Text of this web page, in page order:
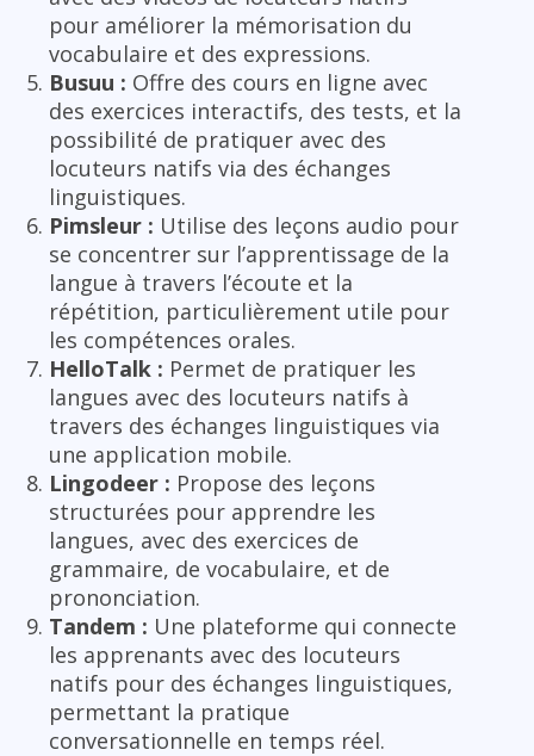
pour améliorer la mémorisation du
vocabulaire et des expressions.
Busuu : Offre des cours en ligne avec
des exercices interactifs, des tests, et la
possibilité de pratiquer avec des
locuteurs natifs via des échanges
linguistiques.
Pimsleur : Utilise des leçons audio pour
se concentrer sur l’apprentissage de la
langue à travers l’écoute et la
répétition, particulièrement utile pour
les compétences orales.
HelloTalk : Permet de pratiquer les
langues avec des locuteurs natifs à
travers des échanges linguistiques via
une application mobile.
Lingodeer : Propose des leçons
structurées pour apprendre les
langues, avec des exercices de
grammaire, de vocabulaire, et de
prononciation.
Tandem : Une plateforme qui connecte
les apprenants avec des locuteurs
natifs pour des échanges linguistiques,
permettant la pratique
conversationnelle en temps réel.